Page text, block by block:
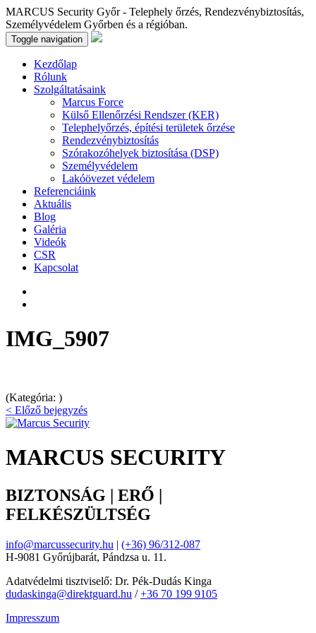
MARCUS Security Győr - Telephely őrzés, Rendezvénybiztosítás,
Személyvédelem Győrben és a régióban.
Toggle navigation
Kezdőlap
Rólunk
Szolgáltatásaink
Marcus Force
Külső Ellenőrzési Rendszer (KER)
Telephelyőrzés, építési területek őrzése
Rendezvénybiztosítás
Szórakozóhelyek biztosítása (DSP)
Személyvédelem
Lakóövezet védelem
Referenciáink
Aktuális
Blog
Galéria
Videók
CSR
Kapcsolat
IMG_5907
(Kategória: )
< Előző bejegyzés
MARCUS SECURITY
BIZTONSÁG | ERŐ |
FELKÉSZÜLTSÉG
info@marcussecurity.hu | (+36) 96/312-087
H-9081 Győrújbarát, Pándzsa u. 11.
Adatvédelmi tisztviselő: Dr. Pék-Dudás Kinga
dudaskinga@direktguard.hu /+36 70 199 9105
Impresszum